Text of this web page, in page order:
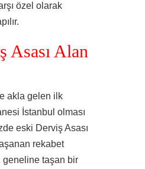
özel olarak
Asası Alan
akla gelen ilk
İstanbul olması
eski Derviş Asası
rekabet
geneline taşan bir